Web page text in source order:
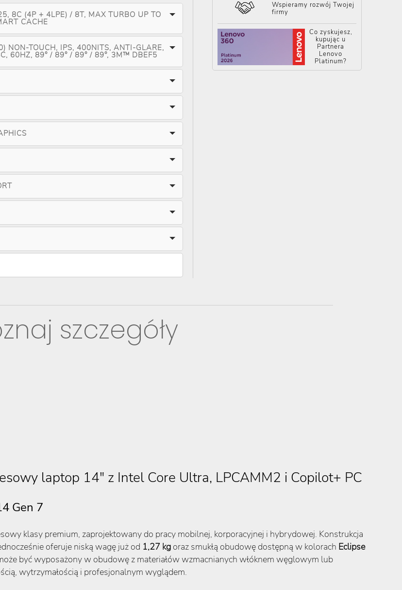
Wspieramy rozwój Twojej
firmy
Co zyskujesz,
kupując u
Partnera
Lenovo
Platinum?
8C (4P + 4LPE) / 8T, MAX TURBO UP TO
CACHE
NON-TOUCH, IPS, 400NITS, ANTI-GLARE,
60HZ, 89° / 89° / 89° / 89°, 3M™ DBEF5
szczegóły
laptop 14″ z Intel Core Ultra, LPCAMM2 i Copilot+ PC
Gen 7
klasy premium, zaprojektowany do pracy mobilnej, korporacyjnej i hybrydowej. Konstrukcja
oferuje niską wagę już od 1,27 kg oraz smukłą obudowę dostępną w kolorach Eclipse
być wyposażony w obudowę z materiałów wzmacnianych włóknem węglowym lub
wytrzymałością i profesjonalnym wyglądem.